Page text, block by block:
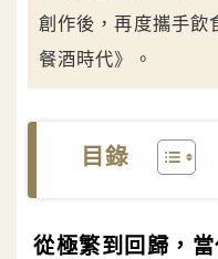
創作後，再度攜手飲
餐酒時代》。
目錄
從極繁到回歸，